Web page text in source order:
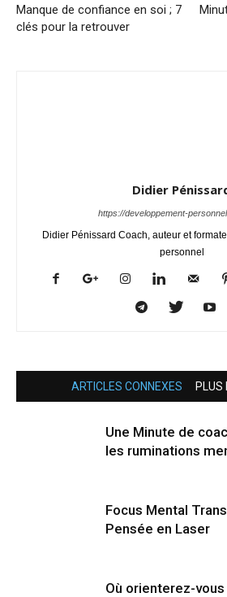
Manque de confiance en soi ; 7
clés pour la retrouver
Didier
https://developpement-
Didier Pénissard Coach, auteur et
personnel
ARTICLES CONNEXES PLUS
Une Minute de
les ruminations
Focus Mental
Pensée en Laser
Où orienterez-